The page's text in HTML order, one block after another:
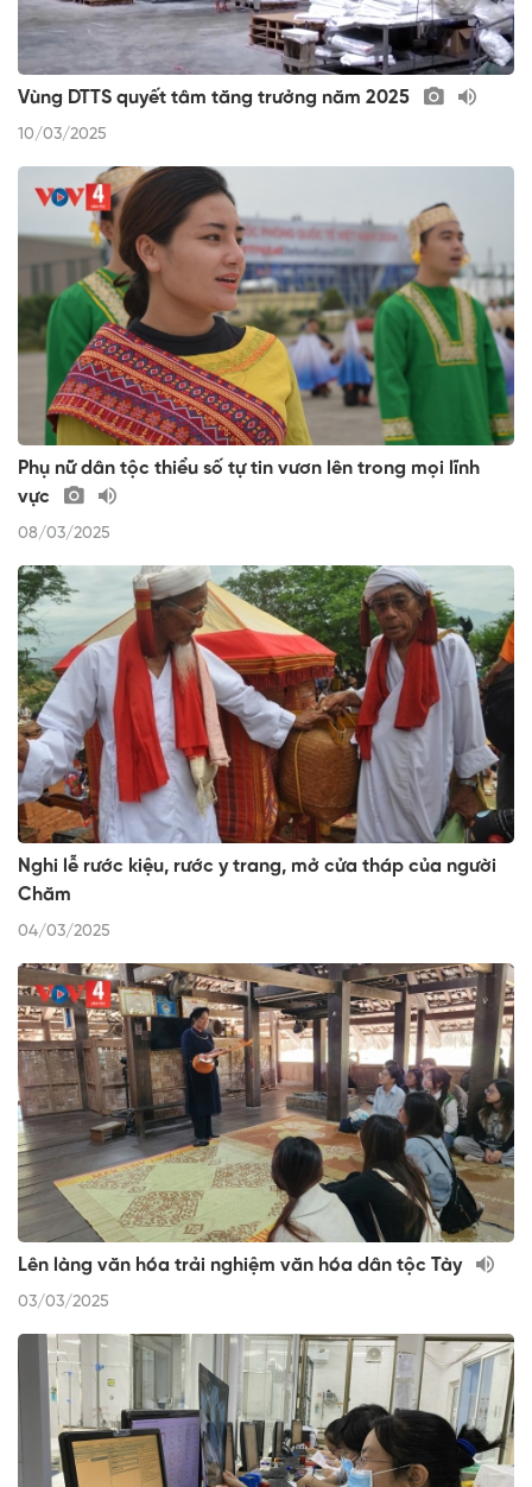
Vùng DTTS quyết tâm tăng trưởng năm 2025
10/03/2025
Phụ nữ dân tộc thiểu số tự tin vươn lên trong mọi lĩnh
vực
08/03/2025
Nghi lễ rước kiệu, rước y trang, mở cửa tháp của người
Chăm
04/03/2025
Lên làng văn hóa trải nghiệm văn hóa dân tộc Tày
03/03/2025